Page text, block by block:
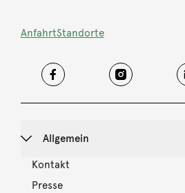
AnfahrtStandorte
Allgemein
Kontakt
Presse